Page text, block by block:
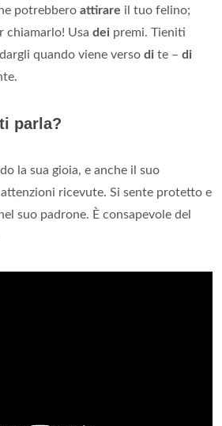
potrebbero attirare il tuo felino;
chiamarlo! Usa dei premi. Tieniti
quando viene verso di te – di
parla?
la sua gioia, e anche il suo
ricevute. Si sente protetto e
suo padrone. È consapevole del